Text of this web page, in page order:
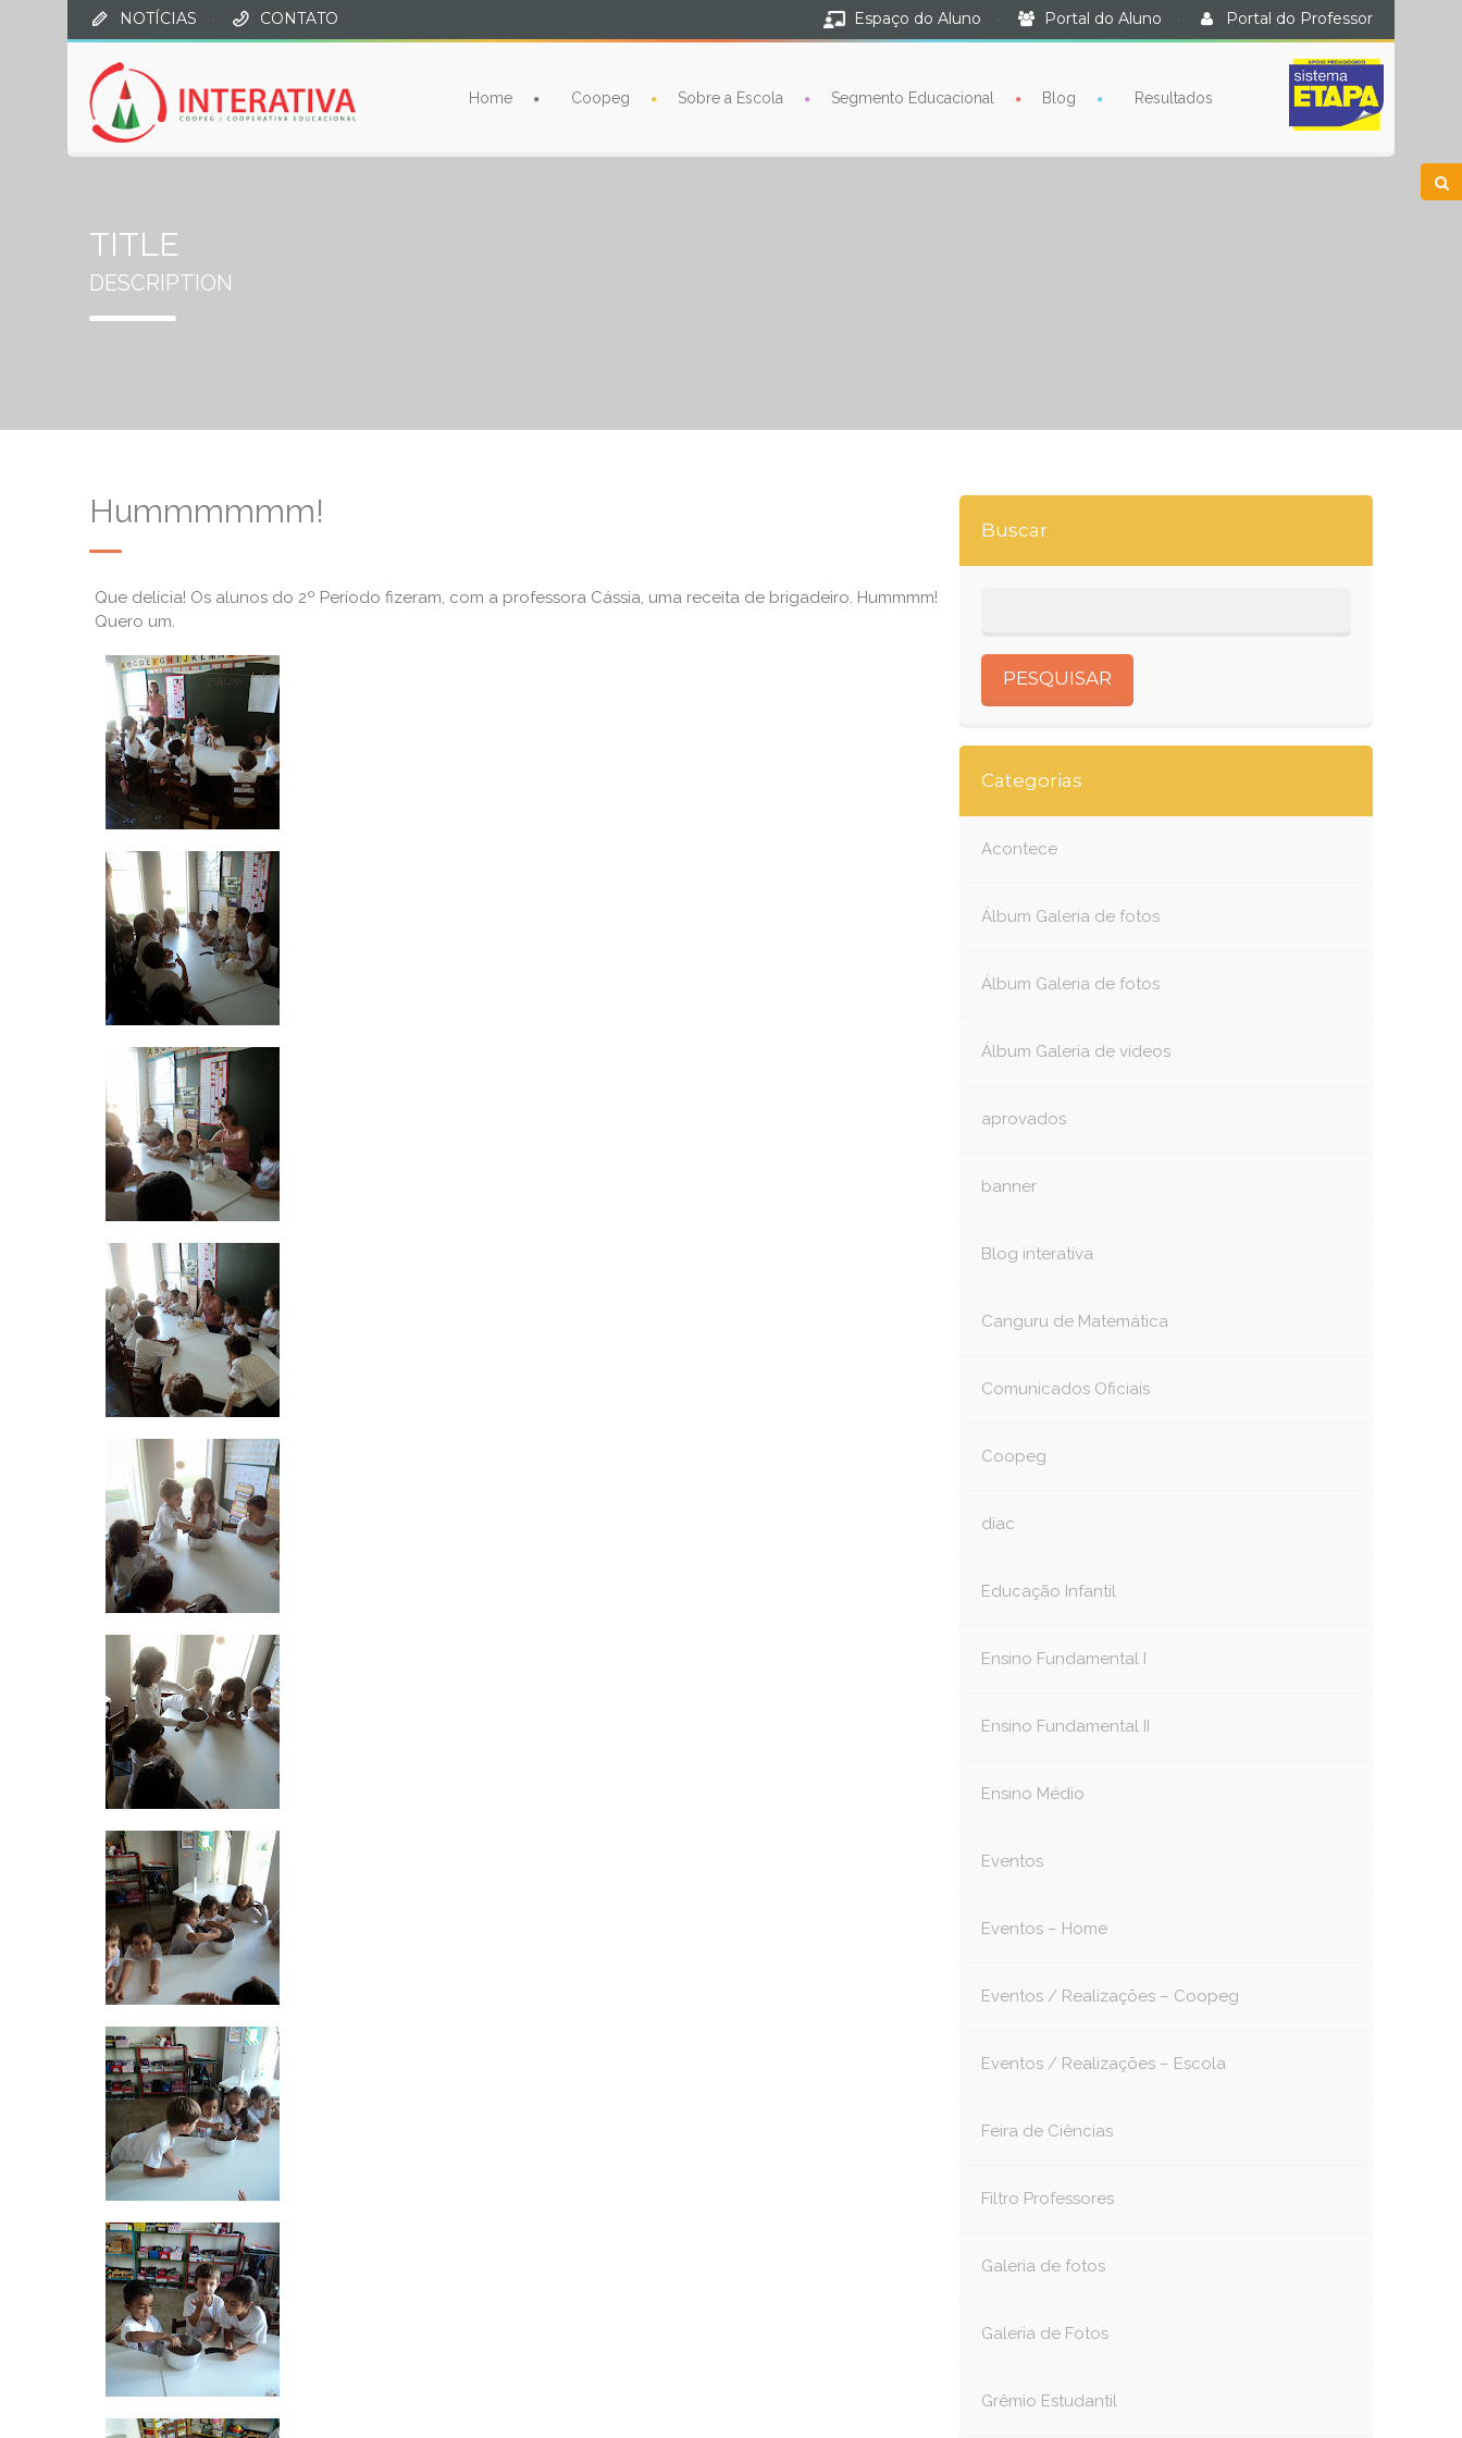
NOTÍCIAS · CONTATO Espaço do Aluno · Portal do Aluno · Portal do Professor
Home Coopeg Sobre a Escola Segmento Educacional Blog Resultados
TITLE
DESCRIPTION
Hummmmmm!
Que delícia! Os alunos do 2º Período fizeram, com a professora Cássia, uma receita de brigadeiro. Hummmm!
Quero um.
Buscar
Categorias
Acontece
Álbum Galeria de fotos
Álbum Galeria de fotos
Álbum Galeria de vídeos
aprovados
banner
Blog interativa
Canguru de Matemática
Comunicados Oficiais
Coopeg
diac
Educação Infantil
Ensino Fundamental I
Ensino Fundamental II
Ensino Médio
Eventos
Eventos – Home
Eventos / Realizações – Coopeg
Eventos / Realizações – Escola
Feira de Ciências
Filtro Professores
Galeria de fotos
Galeria de Fotos
Grêmio Estudantil